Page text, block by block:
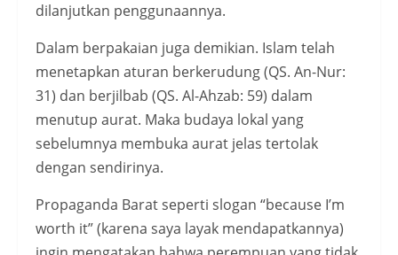
dilanjutkan penggunaannya.
Dalam berpakaian juga demikian. Islam telah
menetapkan aturan berkerudung (QS. An-Nur:
31) dan berjilbab (QS. Al-Ahzab: 59) dalam
menutup aurat. Maka budaya lokal yang
sebelumnya membuka aurat jelas tertolak
dengan sendirinya.
Propaganda Barat seperti slogan “because I’m
worth it” (karena saya layak mendapatkannya)